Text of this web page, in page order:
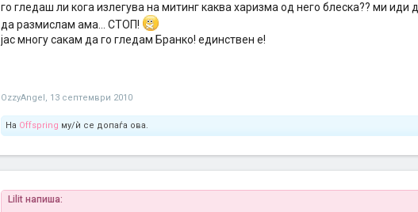
го гледаш ли кога излегува на митинг каква харизма од него блеска?? ми иди
да размислам ама... СТОП!
јас многу сакам да го гледам Бранко! единствен е!
OzzyAngel, 13 септември 2010
На Offspring му/ѝ се допаѓа ова.
Lilit напиша: